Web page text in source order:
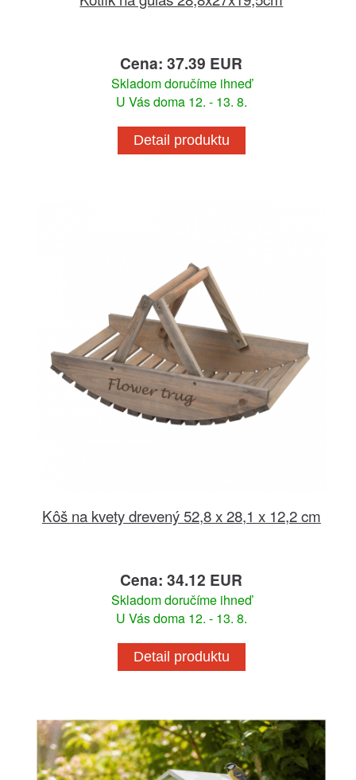
Cena: 37.39 EUR
Skladom doručíme ihneď
U Vás doma 12. - 13. 8.
Detail produktu
Kôš na kvety drevený 52,8 x 28,1 x 12,2 cm
Cena: 34.12 EUR
Skladom doručíme ihneď
U Vás doma 12. - 13. 8.
Detail produktu